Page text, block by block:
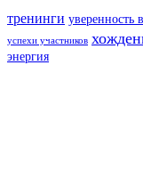
тренинги уверенность
успехи участников
энергия